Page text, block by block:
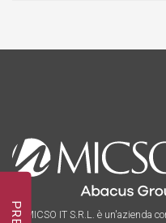
La MICSO IT S.R.L. è un'azienda